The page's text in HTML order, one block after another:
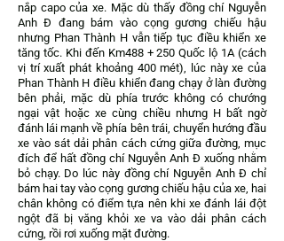
nắp capo của xe. Mặc dù thấy đồng chí Nguyễn
Anh Đ đang bám vào cọng gương chiếu hậu
nhưng Phan Thành H vẫn tiếp tục điều khiển xe
tăng tốc. Khi đến Km488 + 250 Quốc lộ 1A (cách
vị trí xuất phát khoảng 400 mét), lúc này xe của
Phan Thành H điều khiển đang chạy ở làn đường
bên phải, mặc dù phía trước không có chướng
ngại vật hoặc xe cùng chiều nhưng H bất ngờ
đánh lái mạnh về phía bên trái, chuyển hướng đầu
xe vào sát dải phân cách cứng giữa đường, mục
đích để hất đồng chí Nguyễn Anh Đ xuống nhằm
bỏ chạy. Do lúc này đồng chí Nguyễn Anh Đ chỉ
bám hai tay vào cọng gương chiếu hậu của xe, hai
chân không có điểm tựa nên khi xe đánh lái đột
ngột đã bị văng khỏi xe va vào dải phân cách
cứng, rồi rơi xuống mặt đường.